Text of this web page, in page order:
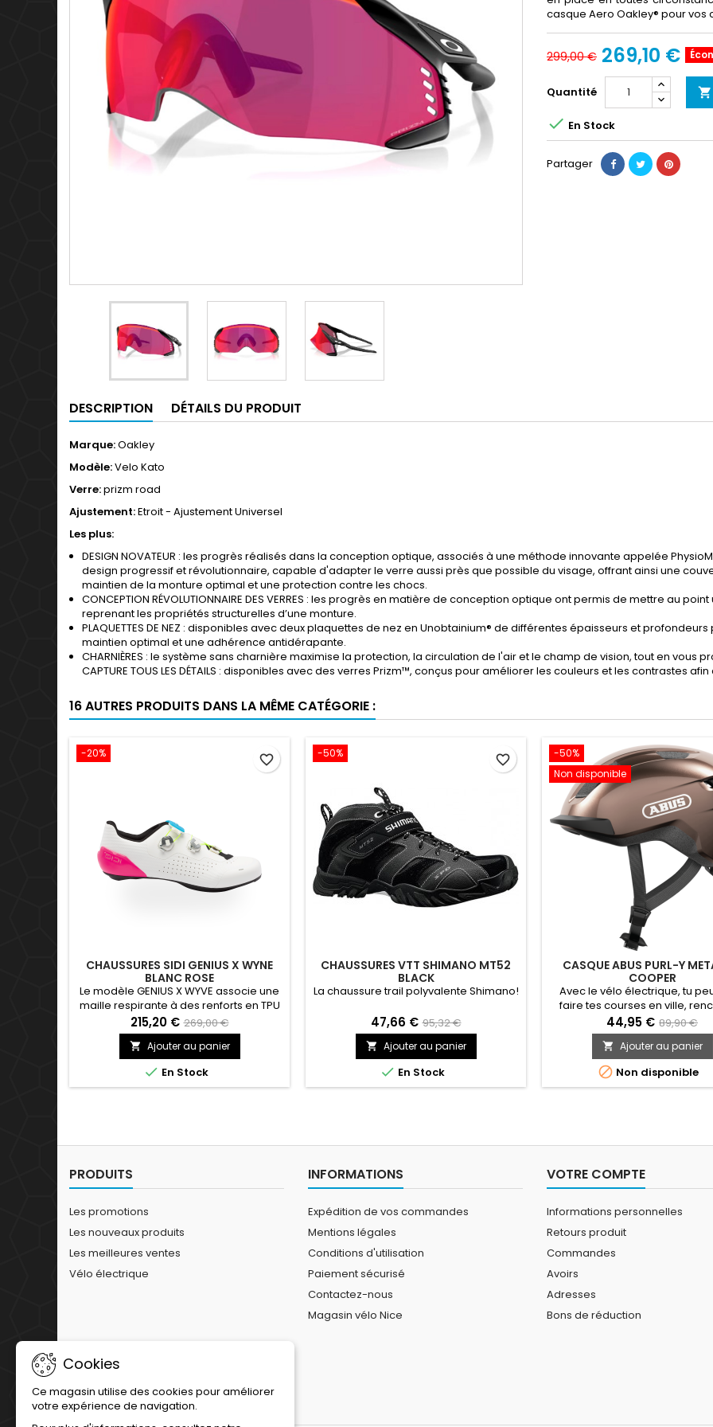
casque Aero Oakley® pour vos
299,00 € 269,10 €
Quantité 
 En Stock
Partager
DESCRIPTION DÉTAILS DU PRODUIT
Marque:Oakley
Modèle:Velo Kato
Verre:prizm road
Ajustement:Etroit - Ajustement Universel
Les plus:
DESIGN NOVATEUR : les progrès réalisés dans la conception optique, associés à une méthode innovante appelée
design progressif et révolutionnaire, capable d'adapter le verre aussi près que possible du visage, offrant ainsi une
maintien de la monture optimal et une protection contre les chocs.
CONCEPTION RÉVOLUTIONNAIRE DES VERRES : les progrès en matière de conception optique ont permis de mettre au
reprenant les propriétés structurelles d’une monture.
PLAQUETTES DE NEZ : disponibles avec deux plaquettes de nez en Unobtainium® de différentes épaisseurs et
maintien optimal et une adhérence antidérapante.
CHARNIÈRES : le système sans charnière maximise la protection, la circulation de l'air et le champ de vision, tout en vous
CAPTURE TOUS LES DÉTAILS : disponibles avec des verres Prizm™, conçus pour améliorer les couleurs et les contrastes
16 AUTRES PRODUITS DANS LA MÊME CATÉGORIE :
-20%
CHAUSSURES SIDI GENIUS X WYNE
BLANC ROSE
Le modèle GENIUS X WYVE associe une
maille respirante à des renforts en TPU
pour offrir une ventilation légère et une
meilleure stabilité du pied. Les deux
molettes NUUN et le renfort de cou-de-
pied haute densité garantissent un
ajustement précis, tandis que la
semelle en composite de carbone
215,20 € 269,00 €
 Ajouter au panier
 En Stock
favorite_border -50%
CHAUSSURES VTT SHIMANO MT52
BLACK
La chaussure trail polyvalente Shimano!
47,66 € 95,32 €
 Ajouter au panier
 En Stock
favorite_border
-50%
Non disponible
CASQUE ABUS PURL-Y
COOPER
Avec le vélo électrique, tu
faire tes courses en ville,
des amis ou te rendre sur ton
travail : En tant que casque
le PURL-Y est particulièrement
la pratique du vélo électrique
Pedelec.
44,95 € 89,90 €
 Ajouter au panier
 Non disponible
PRODUITS
Les promotions
Les nouveaux produits
Les meilleures ventes
Vélo électrique
INFORMATIONS
Expédition de vos commandes
Mentions légales
Conditions d'utilisation
Paiement sécurisé
Contactez-nous
Magasin vélo Nice
VOTRE COMPTE
Informations personnelles
Retours produit
Commandes
Avoirs
Adresses
Bons de réduction
Cookies
Ce magasin utilise des cookies pour améliorer
votre expérience de navigation.